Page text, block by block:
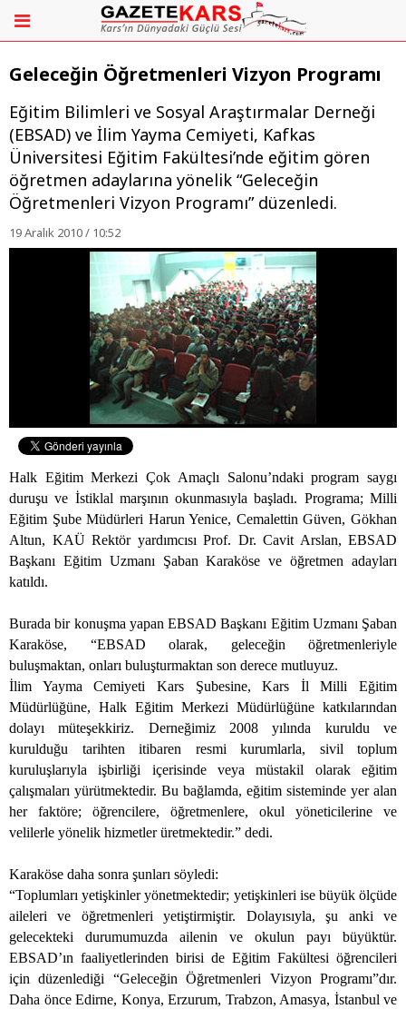
Geleceğin Öğretmenleri Vizyon Programı
Eğitim Bilimleri ve Sosyal Araştırmalar Derneği
(EBSAD) ve İlim Yayma Cemiyeti, Kafkas
Üniversitesi Eğitim Fakültesi’nde eğitim gören
öğretmen adaylarına yönelik “Geleceğin
Öğretmenleri Vizyon Programı” düzenledi.
19 Aralık 2010 / 10:52
Halk Eğitim Merkezi Çok Amaçlı Salonu’ndaki program saygı
duruşu ve İstiklal marşının okunmasıyla başladı. Programa; Milli
Eğitim Şube Müdürleri Harun Yenice, Cemalettin Güven, Gökhan
Altun, KAÜ Rektör yardımcısı Prof. Dr. Cavit Arslan, EBSAD
Başkanı Eğitim Uzmanı Şaban Karaköse ve öğretmen adayları
katıldı.
Burada bir konuşma yapan EBSAD Başkanı Eğitim Uzmanı Şaban
Karaköse, “EBSAD olarak, geleceğin öğretmenleriyle
buluşmaktan, onları buluşturmaktan son derece mutluyuz.
İlim Yayma Cemiyeti Kars Şubesine, Kars İl Milli Eğitim
Müdürlüğüne, Halk Eğitim Merkezi Müdürlüğüne katkılarından
dolayı müteşekkiriz. Derneğimiz 2008 yılında kuruldu ve
kurulduğu tarihten itibaren resmi kurumlarla, sivil toplum
kuruluşlarıyla işbirliği içerisinde veya müstakil olarak eğitim
çalışmaları yürütmektedir. Bu bağlamda, eğitim sisteminde yer alan
her faktöre; öğrencilere, öğretmenlere, okul yöneticilerine ve
velilerle yönelik hizmetler üretmektedir.” dedi.
Karaköse daha sonra şunları söyledi:
“Toplumları yetişkinler yönetmektedir; yetişkinleri ise büyük ölçüde
aileleri ve öğretmenleri yetiştirmiştir. Dolayısıyla, şu anki ve
gelecekteki durumumuzda ailenin ve okulun payı büyüktür.
EBSAD’ın faaliyetlerinden birisi de Eğitim Fakültesi öğrencileri
için düzenlediği “Geleceğin Öğretmenleri Vizyon Programı”dır.
Daha önce Edirne, Konya, Erzurum, Trabzon, Amasya, İstanbul ve